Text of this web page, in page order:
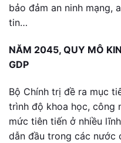
bảo đảm an ninh mạng,
tin…
NĂM 2045, QUY MÔ
GDP
Bộ Chính trị đề ra mục
trình độ khoa học, công
mức tiên tiến ở nhiều
dẫn đầu trong các nước